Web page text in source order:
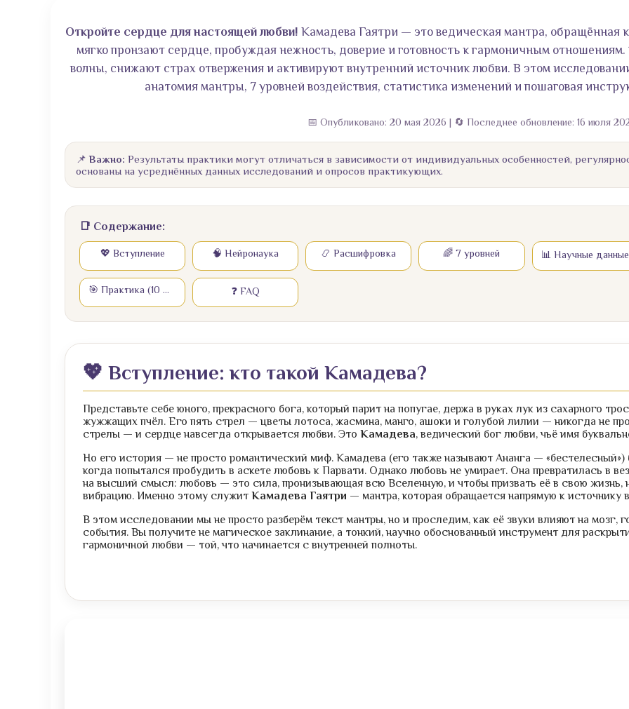
Откройте сердце для настоящей любви! Камадева Гаятри — это ведическая мантра, обращённая
мягко пронзают сердце, пробуждая нежность, доверие и готовность к гармоничным
волны, снижают страх отвержения и активируют внутренний источник любви. В этом
анатомия мантры, 7 уровней воздействия, статистика изменений и пошаговая
📅 Опубликовано: 20 мая 2026 | 🔄 Последнее обновление: 16 июля
📌Важно: Результаты практики могут отличаться в зависимости от индивидуальных особенностей,
основаны на усреднённых данных исследований и опросов практикующих.
📑 Содержание:
💖 Вступление 🧠 Нейронаука 📿 Расшифровка 🌈 7 уровней 📊 Научные данные
🎯 Практика (10 шагов) ❓ FAQ
💖 Вступление: кто такой Камадева?
Представьте себе юного, прекрасного бога, который парит на попугае, держа в руках лук из сахарного
жужжащих пчёл. Его пять стрел — цветы лотоса, жасмина, манго, ашоки и голубой лилии — никогда не
стрелы — и сердце навсегда открывается любви. Это Камадева, ведический бог любви, чьё имя
Но его история — не просто романтический миф. Камадева (его также называют Ананга —
когда попытался пробудить в аскете любовь к Парвати. Однако любовь не умирает. Она превратилась в
на высший смысл: любовь — это сила, пронизывающая всю Вселенную, и чтобы призвать её в свою жизнь,
вибрацию. Именно этому служитКамадева Гаятри — мантра, которая обращается напрямую к источнику
В этом исследовании мы не просто разберём текст мантры, но и проследим, как её звуки влияют на мозг,
события. Вы получите не магическое заклинание, а тонкий, научно обоснованный инструмент для
гармоничной любви — той, что начинается с внутренней полноты.